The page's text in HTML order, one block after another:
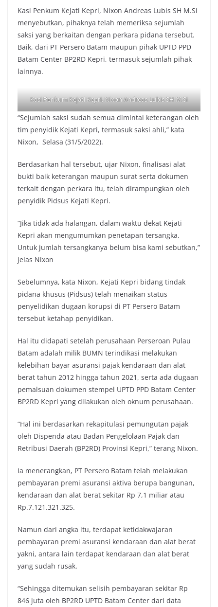
Kasi Penkum Kejati Kepri, Nixon Andreas Lubis SH M.Si
menyebutkan, pihaknya telah memeriksa sejumlah
saksi yang berkaitan dengan perkara pidana tersebut.
Baik, dari PT Persero Batam maupun pihak UPTD PPD
Batam Center BP2RD Kepri, termasuk sejumlah pihak
lainnya.
Kasi Penkum Kejati Kepri, Nixon Andreas Lubis SH M.Si
“Sejumlah saksi sudah semua dimintai keterangan oleh
tim penyidik Kejati Kepri, termasuk saksi ahli,” kata
Nixon, Selasa (31/5/2022).
Berdasarkan hal tersebut, ujar Nixon, finalisasi alat
bukti baik keterangan maupun surat serta dokumen
terkait dengan perkara itu, telah dirampungkan oleh
penyidik Pidsus Kejati Kepri.
“Jika tidak ada halangan, dalam waktu dekat Kejati
Kepri akan mengumumkan penetapan tersangka.
Untuk jumlah tersangkanya belum bisa kami sebutkan,”
jelas Nixon
Sebelumnya, kata Nixon, Kejati Kepri bidang tindak
pidana khusus (Pidsus) telah menaikan status
penyelidikan dugaan korupsi di PT Persero Batam
tersebut ketahap penyidikan.
Hal itu didapati setelah perusahaan Perseroan Pulau
Batam adalah milik BUMN terindikasi melakukan
kelebihan bayar asuransi pajak kendaraan dan alat
berat tahun 2012 hingga tahun 2021, serta ada dugaan
pemalsuan dokumen stempel UPTD PPD Batam Center
BP2RD Kepri yang dilakukan oleh oknum perusahaan.
“Hal ini berdasarkan rekapitulasi pemungutan pajak
oleh Dispenda atau Badan Pengelolaan Pajak dan
Retribusi Daerah (BP2RD) Provinsi Kepri,” terang Nixon.
Ia menerangkan, PT Persero Batam telah melakukan
pembayaran premi asuransi aktiva berupa bangunan,
kendaraan dan alat berat sekitar Rp 7,1 miliar atau
Rp.7.121.321.325.
Namun dari angka itu, terdapat ketidakwajaran
pembayaran premi asuransi kendaraan dan alat berat
yakni, antara lain terdapat kendaraan dan alat berat
yang sudah rusak.
“Sehingga ditemukan selisih pembayaran sekitar Rp
846 juta oleh BP2RD UPTD Batam Center dari data